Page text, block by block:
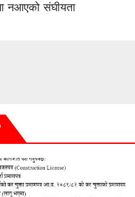
नआएको संघीयता